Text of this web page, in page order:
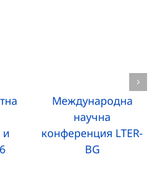
и
Международна
научна
конференция LTER-
BG